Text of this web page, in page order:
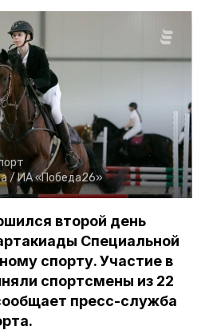
/ ИА «Победа26»
второй день
Специальной
спорту. Участие в
спортсмены из 22
пресс-служба